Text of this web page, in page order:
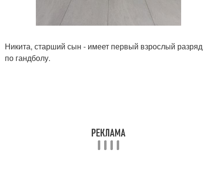
Никита, старший сын - имеет первый взрослый разряд
по гандболу.